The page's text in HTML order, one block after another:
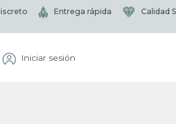
Entrega rápida Calidad
Iniciar sesión